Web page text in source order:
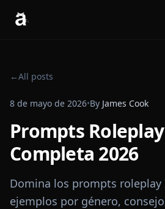
←All posts
8 de mayo de 2026•By James Cook
Prompts
Completa 2026
Domina los prompts roleplay
ejemplos por género,